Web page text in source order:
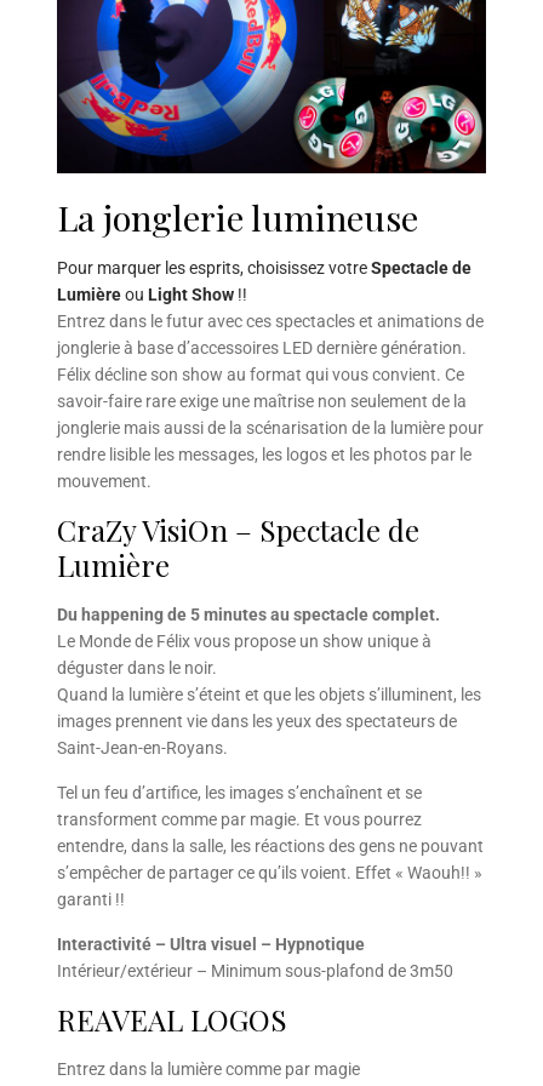
La jonglerie lumineuse
Pour marquer les esprits, choisissez votreSpectacle de
Lumièreou Light Show!!
Entrez dans le futur avec ces spectacles et animations de
jonglerie à base d’accessoires LED dernière génération.
Félix décline son show au format qui vous convient. Ce
savoir-faire rare exige une maîtrise non seulement de la
jonglerie mais aussi de la scénarisation de la lumière pour
rendre lisible les messages, les logos et les photos par le
mouvement.
CraZy VisiOn – Spectacle de
Lumière
Du happening de 5 minutes au spectacle complet.
Le Monde de Félix vous propose un show unique à
déguster dans le noir.
Quand la lumière s’éteint et que les objets s’illuminent, les
images prennent vie dans les yeux des spectateurs de
Saint-Jean-en-Royans.
Tel un feu d’artifice, les images s’enchaînent et se
transforment comme par magie. Et vous pourrez
entendre, dans la salle, les réactions des gens ne pouvant
s’empêcher de partager ce qu’ils voient. Effet « Waouh!! »
garanti !!
Interactivité – Ultra visuel – Hypnotique
Intérieur/extérieur – Minimum sous-plafond de 3m50
REAVEAL LOGOS
Entrez dans la lumière comme par magie